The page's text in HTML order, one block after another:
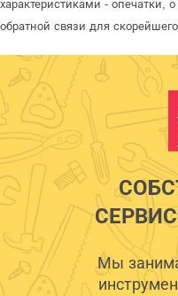
характеристиками -
обратной связи для
Мы